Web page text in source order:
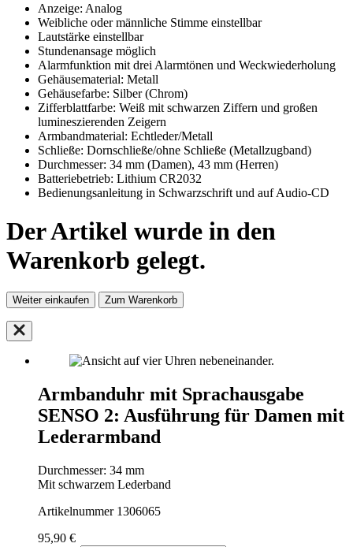
Anzeige: Analog
Weibliche oder männliche Stimme einstellbar
Lautstärke einstellbar
Stundenansage möglich
Alarmfunktion mit drei Alarmtönen und Weckwiederholung
Gehäusematerial: Metall
Gehäusefarbe: Silber (Chrom)
Zifferblattfarbe: Weiß mit schwarzen Ziffern und großen
lumineszierenden Zeigern
Armbandmaterial: Echtleder/Metall
Schließe: Dornschließe/ohne Schließe (Metallzugband)
Durchmesser: 34 mm (Damen), 43 mm (Herren)
Batteriebetrieb: Lithium CR2032
Bedienungsanleitung in Schwarzschrift und auf Audio-CD
Der Artikel wurde in den
Warenkorb gelegt.
Weiter einkaufen Zum Warenkorb
Armbanduhr mit Sprachausgabe
SENSO 2: Ausführung für Damen mit
Lederarmband
Durchmesser: 34 mm
Mit schwarzem Lederband
Artikelnummer 1306065
95,90 €